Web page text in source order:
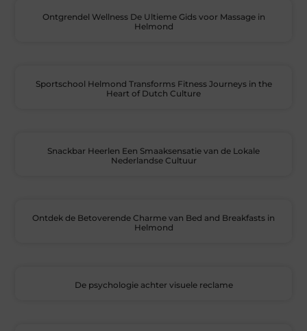
Ontgrendel Wellness De Ultieme Gids voor Massage in
Helmond
Sportschool Helmond Transforms Fitness Journeys in the
Heart of Dutch Culture
Snackbar Heerlen Een Smaaksensatie van de Lokale
Nederlandse Cultuur
Ontdek de Betoverende Charme van Bed and Breakfasts in
Helmond
De psychologie achter visuele reclame